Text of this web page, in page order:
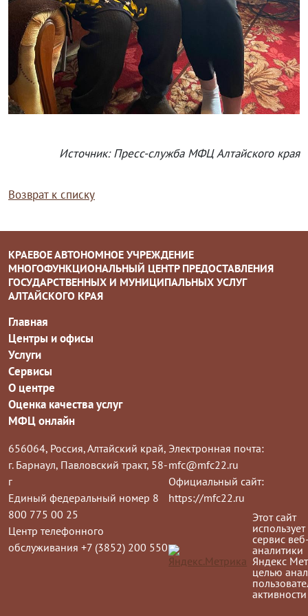
Источник: Пресс-служба МФЦ Алтайского края
Возврат к списку
КРАЕВОЕ АВТОНОМНОЕ УЧРЕЖДЕНИЕ
МНОГОФУНКЦИОНАЛЬНЫЙ ЦЕНТР ПРЕДОСТАВЛЕНИЯ
ГОСУДАРСТВЕННЫХ И МУНИЦИПАЛЬНЫХ УСЛУГ
АЛТАЙСКОГО КРАЯ
Главная
Центры и офисы
Услуги
Сервисы
О центре
Оценка качества услуг
МФЦ онлайн
656064, Россия, Алтайский край,
г. Барнаул, Павловский тракт, 58-
г
Единый федеральный номер 8
800 775 00 25
Центр телефонного
обслуживания +7 (3852) 200 550
Электронная почта:
mfc@mfc22.ru
Официальный сайт:
https://mfc22.ru
Этот сайт
использует
сервис
аналитики
Яндекс
целью
активности